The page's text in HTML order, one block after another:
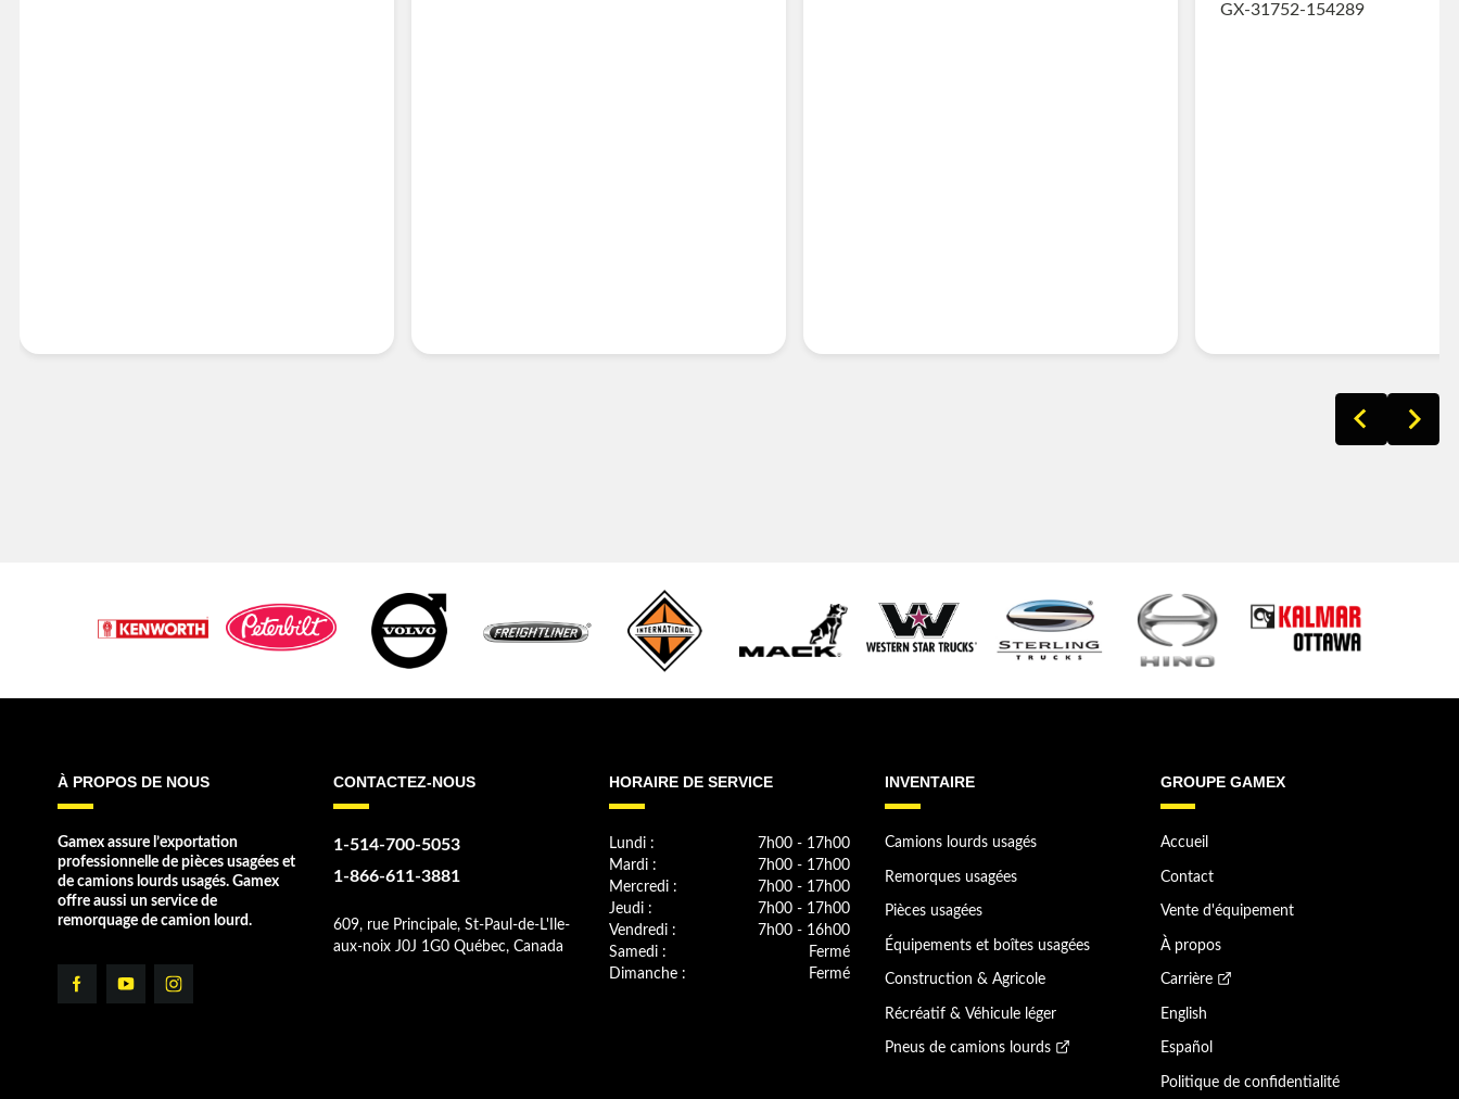
GX-31752-154289
À PROPOS DE NOUS
Gamex assure l’exportation
professionnelle de pièces usagées et
de camions lourds usagés. Gamex
offre aussi un service de
remorquage de camion lourd.
CONTACTEZ-NOUS
1-514-700-5053
1-866-611-3881
609, rue Principale, St-Paul-de-L'Ile-
aux-noix J0J 1G0 Québec, Canada
HORAIRE DE SERVICE
Lundi :
7h00 - 17h00
Mardi :
7h00 - 17h00
Mercredi :
7h00 - 17h00
Jeudi :
7h00 - 17h00
Vendredi :
7h00 - 16h00
Samedi :
Fermé
Dimanche :
Fermé
INVENTAIRE
Camions lourds usagés
Remorques usagées
Pièces usagées
Équipements et boîtes usagées
Construction & Agricole
Récréatif & Véhicule léger
Pneus de camions lourds
GROUPE GAMEX
Accueil
Contact
Vente d'équipement
À propos
Carrière
English
Español
Politique de confidentialité